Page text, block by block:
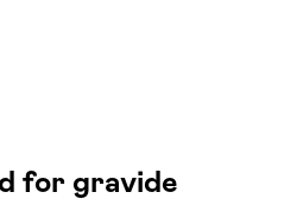
for gravide